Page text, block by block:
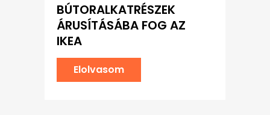
BÚTORALKATRÉSZEK
ÁRUSÍTÁSÁBA FOG AZ
IKEA
Elolvasom